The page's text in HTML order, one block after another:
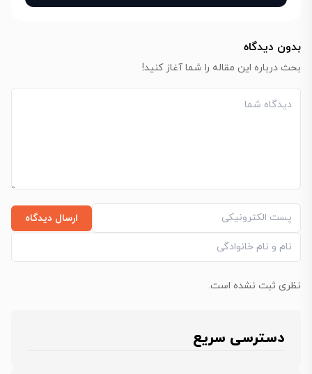
بدون دیدگاه
بحث درباره این مقاله را شما آغاز کنید!
ارسال دیدگاه
نظری ثبت نشده است.
دسترسی سریع